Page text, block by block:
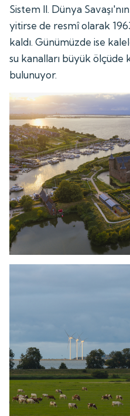
Sistem II. Dünya
yitirse de resmî olarak
kaldı. Günümüzde ise
su kanalları büyük ölçüde
bulunuyor.